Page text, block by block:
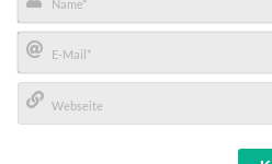
Name*
E-
Mail*